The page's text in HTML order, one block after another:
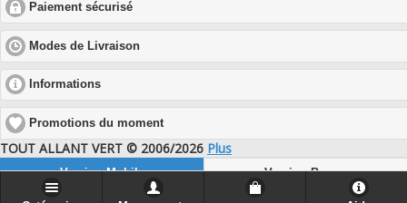
Paiement sécurisé
to
expand
Modes de Livraison
to
contents
Informations
to
expand
Promotions du moment
TOUT ALLANT VERT © 2006/2026 Plus
Version Mobile Version Bureau